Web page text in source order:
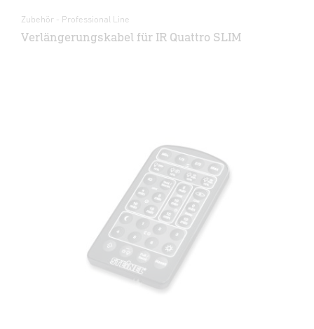
Zubehör - Professional Line
Verlängerungskabel für IR Quattro SLIM